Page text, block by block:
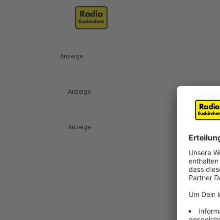
Anzeige
Anzeige
Anzeige